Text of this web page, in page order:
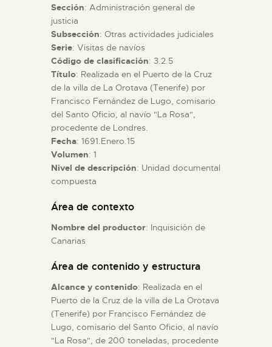
PREPARAR LA VISITA
ACTIVIDADES
█
EL MUSEO
COLECCIONES
ESPAÑOL
Sección: Administración general de
justicia
Subsección: Otras actividades judiciales
Serie: Visitas de navíos
Código de clasificación: 3.2.5
Título: Realizada en el Puerto de la Cruz
de la villa de La Orotava (Tenerife) por
Francisco Fernández de Lugo, comisario
del Santo Oficio, al navío "La Rosa",
procedente de Londres.
Fecha: 1691.Enero.15
Volumen: 1
Nivel de descripción: Unidad documental
compuesta
Área de contexto
Nombre del productor: Inquisición de
Canarias
Área de contenido y estructura
Alcance y contenido: Realizada en el
Puerto de la Cruz de la villa de La Orotava
(Tenerife) por Francisco Fernández de
Lugo, comisario del Santo Oficio, al navío
"La Rosa", de 200 toneladas, procedente